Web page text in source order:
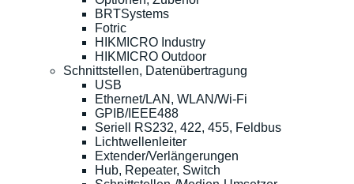
BRTSystems
Fotric
HIKMICRO Industry
HIKMICRO Outdoor
Schnittstellen, Datenübertragung
USB
Ethernet/LAN, WLAN/Wi-Fi
GPIB/IEEE488
Seriell RS232, 422, 455, Feldbus
Lichtwellenleiter
Extender/Verlängerungen
Hub, Repeater, Switch